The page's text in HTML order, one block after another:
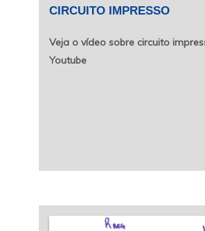
CIRCUITO IMPRESSO
Veja o vídeo sobre circuito
Youtube